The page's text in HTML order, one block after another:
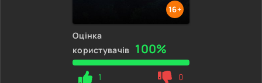
16+
Оцінка
користувачів 100%
1 0